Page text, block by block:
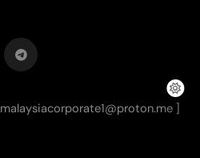
malaysiacorporate1@proton.me ]